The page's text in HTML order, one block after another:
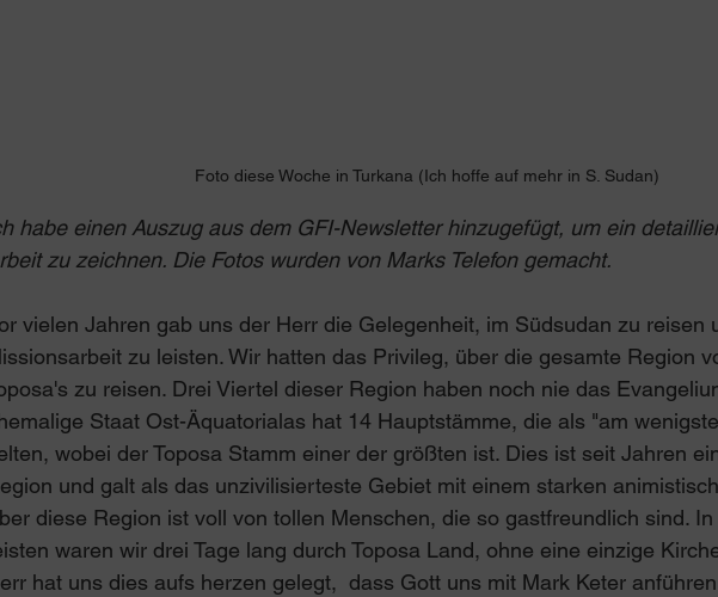
Foto diese Woche in Turkana (Ich hoffe auf mehr in S. Sudan)
habe einen Auszug aus dem GFI-Newsletter hinzugefügt, um ein
zu zeichnen. Die Fotos wurden von Marks Telefon gemacht.
vielen Jahren gab uns der Herr die Gelegenheit, im Südsudan zu reisen
zu leisten. Wir hatten das Privileg, über die gesamte Region
zu reisen. Drei Viertel dieser Region haben noch nie das
Staat Ost-Äquatorialas hat 14 Hauptstämme, die als "am
wobei der Toposa Stamm einer der größten ist. Dies ist seit Jahren
und galt als das unzivilisierteste Gebiet mit einem starken
diese Region ist voll von tollen Menschen, die so gastfreundlich sind.
waren wir drei Tage lang durch Toposa Land, ohne eine einzige
hat uns dies aufs herzen gelegt,  dass Gott uns mit Mark Keter